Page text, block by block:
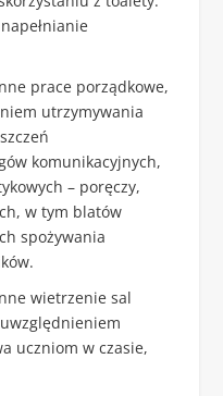
prace porządkowe,
utrzymywania
komunikacyjnych,
– poręczy,
w tym blatów
spożywania
wietrzenie sal
uczniom w czasie,